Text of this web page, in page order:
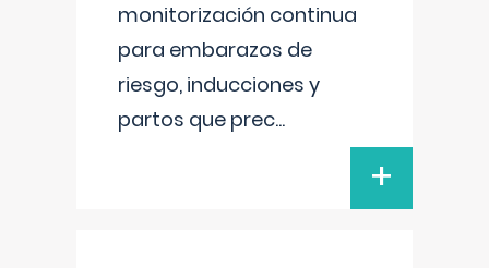
monitorización continua
para embarazos de
riesgo, inducciones y
partos que prec...
+